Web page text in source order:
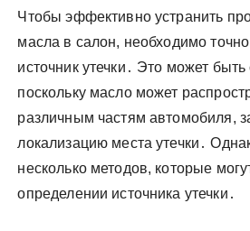
Чтобы эффективно устранить
масла в салон, необходимо
источник утечки․ Это может
поскольку масло может
различным частям автомобиля,
локализацию места утечки․
несколько методов, которые
определении источника утечки․